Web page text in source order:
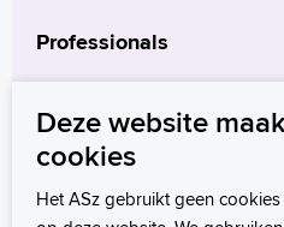
Professionals
Verwijzers
Wetenschappelijk onderzoek
Deze website
cookies
Het ASz gebruikt geen